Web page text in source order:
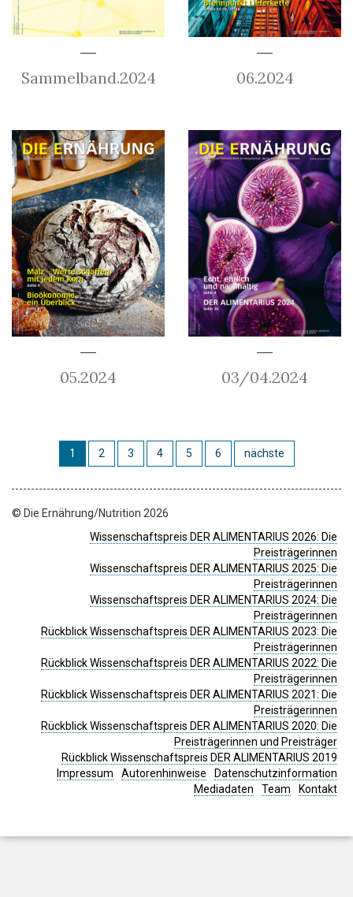
Sammelband.2024 06.2024
05.2024 03/04.2024
1 2 3 4 5 6 nächste
© Die Ernährung/Nutrition 2026
Wissenschaftspreis DER ALIMENTARIUS 2026: Die
Preisträgerinnen
Wissenschaftspreis DER ALIMENTARIUS 2025: Die
Preisträgerinnen
Wissenschaftspreis DER ALIMENTARIUS 2024: Die
Preisträgerinnen
Rückblick Wissenschaftspreis DER ALIMENTARIUS 2023: Die
Preisträgerinnen
Rückblick Wissenschaftspreis DER ALIMENTARIUS 2022: Die
Preisträgerinnen
Rückblick Wissenschaftspreis DER ALIMENTARIUS 2021: Die
Preisträgerinnen
Rückblick Wissenschaftspreis DER ALIMENTARIUS 2020: Die
Preisträgerinnen und Preisträger
Rückblick Wissenschaftspreis DER ALIMENTARIUS 2019
Impressum
Autorenhinweise
Datenschutzinformation
Mediadaten
Team Kontakt